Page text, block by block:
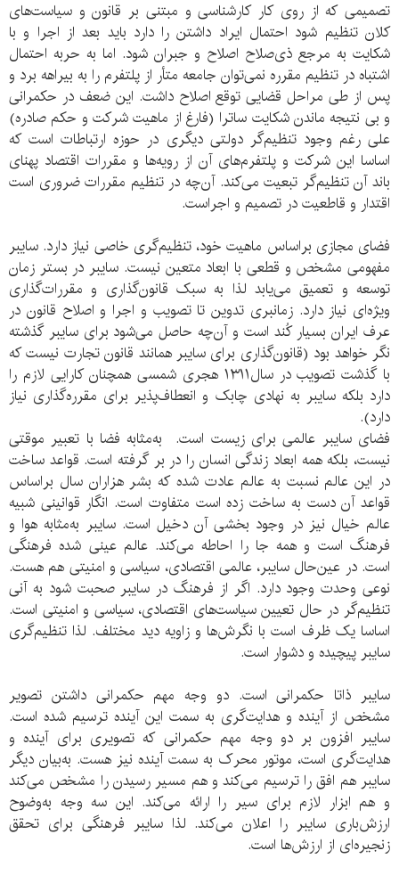
تصمیمی که از روی کار کارشناسی و مبتنی بر قانون و سیاست‌های
کلان تنظیم شود احتمال ایراد داشتن را دارد باید بعد از اجرا و با
شکایت به مرجع ذی‌صلاح اصلاح و جبران شود. اما به حربه‌ احتمال
اشتباه در تنظیم مقرره نمی‌توان جامعه متأر از پلتفرم را به بیراهه برد و
پس از طی مراحل قضایی توقع اصلاح داشت. این ضعف در حکمرانی
و بی نتیجه ماندن شکایت ساترا (فارغ از ماهیت شرکت و حکم صادره)
علی رغم وجود تنظیم‌گر دولتی دیگری در حوزه‌ ارتباطات است که
اساسا این شرکت و پلتفرم‌های آن از رویه‌ها و مقررات اقتصاد پهنای
باند آن تنظیم‌گر تبعیت می‌کند. آن‌چه در تنظیم مقررات ضروری است
اقتدار و قاطعیت در تصمیم و اجراست.
فضای مجازی براساس ماهیت خود، تنظیم‌گری خاصی نیاز دارد. سایبر
مفهومی مشخص و قطعی با ابعاد متعین نیست. سایبر در بستر زمان
توسعه و تعمیق می‌یابد لذا به سبک قانون‌گذاری و مقررات‌گذاری
ویژه‌ای نیاز دارد. زمانبری تدوین تا تصویب و اجرا و اصلاح قانون در
عرف ایران بسیار کُند است و آن‌چه حاصل می‌شود برای سایبر‌ گذشته
نگر خواهد بود (قانون‌گذاری برای سایبر همانند قانون تجارت نیست که
با گذشت تصویب در سال۱۳۱۱ هجری شمسی همچنان کارایی لازم را
دارد بلکه سایبر به نهادی چابک و انعطاف‌پذیر برای مقرره‌گذاری نیاز
دارد).
فضای سایبر عالمی برای زیست است. به‌مثابه فضا با تعبیر موقتی
نیست، بلکه همه ابعاد زندگی انسان را در بر گرفته است. قواعد ساخت
در این عالم نسبت به عالم عادت شده که بشر هزاران سال براساس
قواعد آن دست به ساخت زده است متفاوت است. انگار قوانینی شبیه
عالم خیال نیز در وجود بخشی آن دخیل است. سایبر به‌مثابه هوا و
فرهنگ است و همه جا را احاطه می‌کند. عالم عینی شده‌ فرهنگی
است. در عین‌حال سایبر، ‌عالمی اقتصادی، سیاسی و امنیتی هم هست.
نوعی وحدت وجود دارد. اگر از فرهنگ در سایبر صحبت شود به آنی
تنظیم‌گر در حال تعیین سیاست‌های اقتصادی، سیاسی و امنیتی است.
اساسا یک ظرف است با نگرش‌ها و زاویه‌ دید مختلف. لذا تنظیم‌گری
سایبر پیچیده و دشوار است.
سایبر ذاتا حکمرانی است. دو وجه مهم حکمرانی داشتن تصویر
مشخص از آینده و هدایت‌گری به سمت این آینده ترسیم شده است.
سایبر افزون بر دو وجه مهم حکمرانی که تصویری برای آینده و
هدایت‌گری است، موتور محرک به سمت آینده نیز هست. به‌بیان دیگر
سایبر هم افق را ترسیم می‌کند و هم مسیر رسیدن را مشخص می‌کند
و هم ابزار لازم برای سیر را ارائه می‌کند. این سه وجه به‌وضوح
ارزش‌باری سایبر را اعلان می‌کند. لذا سایبر فرهنگی برای تحقق
زنجیره‌ای از ارزش‌ها است.